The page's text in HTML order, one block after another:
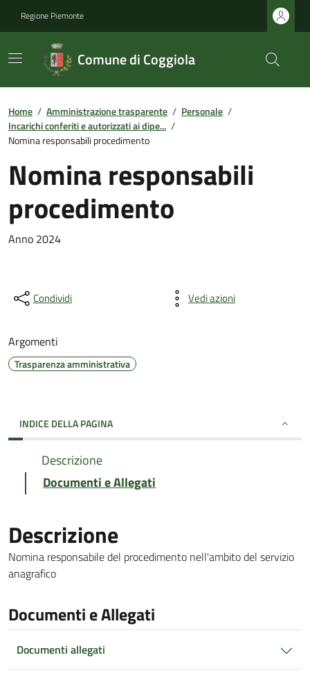
Regione Piemonte
Comune di Coggiola
Home / Amministrazione trasparente / Personale /
Incarichi conferiti e autorizzati ai dipe... /
Nomina responsabili procedimento
Nomina responsabili
procedimento
Anno 2024
Condividi Vedi azioni
Argomenti
Trasparenza amministrativa
INDICE DELLA PAGINA
Descrizione
Documenti e Allegati
Descrizione
Nomina responsabile del procedimento nell'ambito del servizio
anagrafico
Documenti e Allegati
Documenti allegati